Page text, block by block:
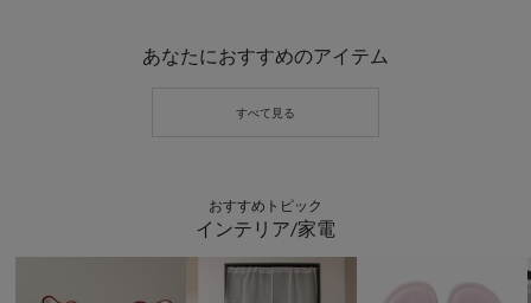
あなたにおすすめのアイテム
おすすめトピック
インテリア/家電